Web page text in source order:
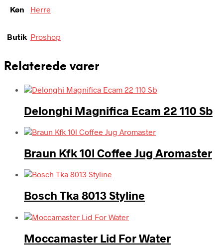
Køn Herre
Butik Proshop
Relaterede varer
Delonghi Magnifica Ecam 22 110 Sb
Braun Kfk 10l Coffee Jug Aromaster
Bosch Tka 8013 Styline
Moccamaster Lid For Water